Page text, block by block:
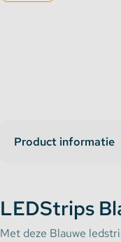
Matter
Product informatie
LEDStrips
Met deze Blauwe